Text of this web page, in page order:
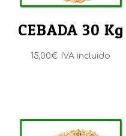
CEBADA 30 Kg
15,00€ IVA incluido